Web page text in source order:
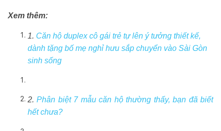
Xem thêm:
1. Căn hộ duplex cô gái trẻ tự lên ý tưởng thiết kế,
dành tặng bố mẹ nghỉ hưu sắp chuyển vào Sài Gòn
sinh sống
2.Phân biệt 7 mẫu căn hộ thường thấy, bạn đã biết
hết chưa?